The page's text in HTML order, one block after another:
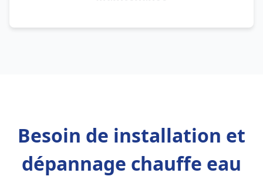
Besoin de installation et
dépannage chauffe eau